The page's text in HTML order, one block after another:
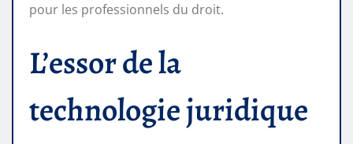
pour les professionnels du droit.
L’essor de la
technologie juridique